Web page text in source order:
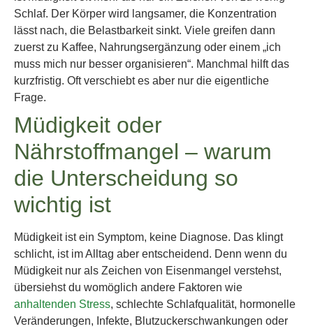
Schlaf. Der Körper wird langsamer, die Konzentration
lässt nach, die Belastbarkeit sinkt. Viele greifen dann
zuerst zu Kaffee, Nahrungsergänzung oder einem „ich
muss mich nur besser organisieren“. Manchmal hilft das
kurzfristig. Oft verschiebt es aber nur die eigentliche
Frage.
Müdigkeit oder
Nährstoffmangel – warum
die Unterscheidung so
wichtig ist
Müdigkeit ist ein Symptom, keine Diagnose. Das klingt
schlicht, ist im Alltag aber entscheidend. Denn wenn du
Müdigkeit nur als Zeichen von Eisenmangel verstehst,
übersiehst du womöglich andere Faktoren wie
anhaltenden Stress, schlechte Schlafqualität, hormonelle
Veränderungen, Infekte, Blutzuckerschwankungen oder